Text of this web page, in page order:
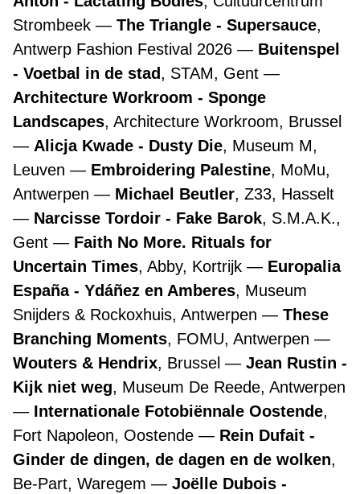
Strombeek
The Triangle - Supersauce,
Antwerp Fashion Festival 2026
Buitenspel
- Voetbal in de stad, STAM, Gent
Architecture Workroom - Sponge
Landscapes, Architecture Workroom, Brussel
Alicja Kwade - Dusty Die, Museum M,
Leuven
Embroidering Palestine, MoMu,
Antwerpen
Michael Beutler, Z33, Hasselt
Narcisse Tordoir - Fake Barok, S.M.A.K.,
Gent
Faith No More. Rituals for
Uncertain Times, Abby, Kortrijk
Europalia
España - Ydáñez en Amberes, Museum
Snijders & Rockoxhuis, Antwerpen
These
Branching Moments, FOMU, Antwerpen
Wouters & Hendrix, Brussel
Jean Rustin -
Kijk niet weg, Museum De Reede, Antwerpen
Internationale Fotobiënnale Oostende,
Fort Napoleon, Oostende
Rein Dufait -
Ginder de dingen, de dagen en de wolken,
Be-Part, Waregem
Joëlle Dubois -